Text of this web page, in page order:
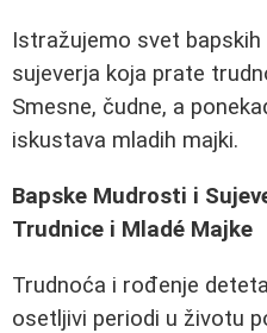
Istražujemo svet
sujeverja koja prate
Smesne, čudne, a
iskustava mladih majki.
Bapske Mudrosti i
Trudnice i Mladé Majke
Trudnoća i rođenje
osetljivi periodi u životu